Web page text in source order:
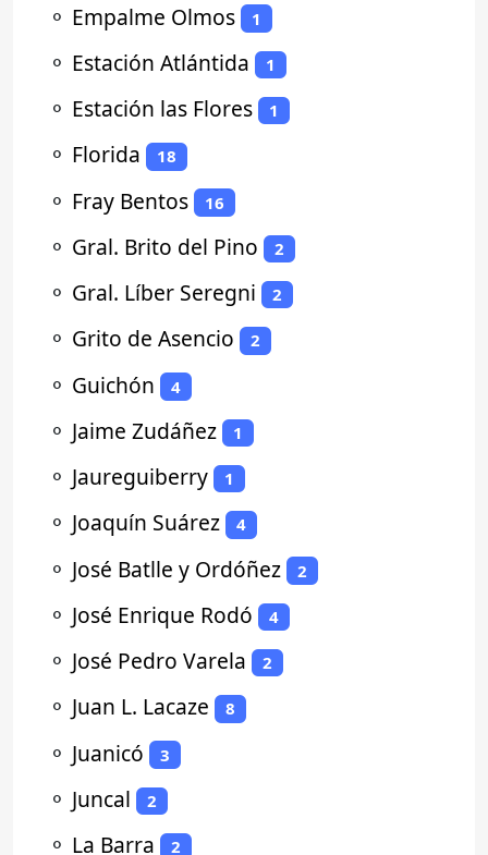
⚬ Empalme Olmos 1
⚬ Estación Atlántida 1
⚬ Estación las Flores 1
⚬ Florida 18
⚬ Fray Bentos 16
⚬ Gral. Brito del Pino 2
⚬ Gral. Líber Seregni 2
⚬ Grito de Asencio 2
⚬ Guichón 4
⚬ Jaime Zudáñez 1
⚬ Jaureguiberry 1
⚬ Joaquín Suárez 4
⚬ José Batlle y Ordóñez 2
⚬ José Enrique Rodó 4
⚬ José Pedro Varela 2
⚬ Juan L. Lacaze 8
⚬ Juanicó 3
⚬ Juncal 2
⚬ La Barra 2